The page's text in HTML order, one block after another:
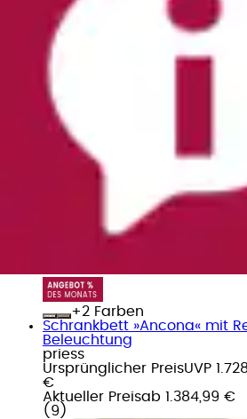
Ursprünglicher Preis
UVP
€
Aktueller Preis
(8
+
Farben
Schrankbett »Ancona« mit
Beleuchtung
priess
Ursprünglicher PreisUVP
€
Aktueller Preisab 1.384,99 €
( 9 )